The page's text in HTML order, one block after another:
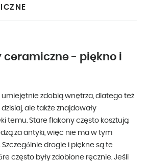
ceramiczne - piękno i
zdobią wnętrza, dlatego też
ale także znajdowały
temu. Stare flakony często kosztują
za antyki, więc nie ma w tym
drogie i piękne są te
często były zdobione ręcznie. Jeśli